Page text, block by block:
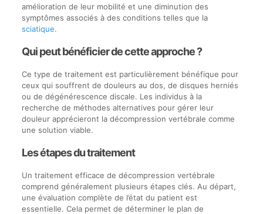
amélioration de leur mobilité et une diminution des
symptômes associés à des conditions telles que la
sciatique.
Qui peut bénéficier de cette approche ?
Ce type de traitement est particulièrement bénéfique pour
ceux qui souffrent de douleurs au dos, de disques herniés
ou de dégénérescence discale. Les individus à la
recherche de méthodes alternatives pour gérer leur
douleur apprécieront la décompression vertébrale comme
une solution viable.
Les étapes du traitement
Un traitement efficace de décompression vertébrale
comprend généralement plusieurs étapes clés. Au départ,
une évaluation complète de l’état du patient est
essentielle. Cela permet de déterminer le plan de